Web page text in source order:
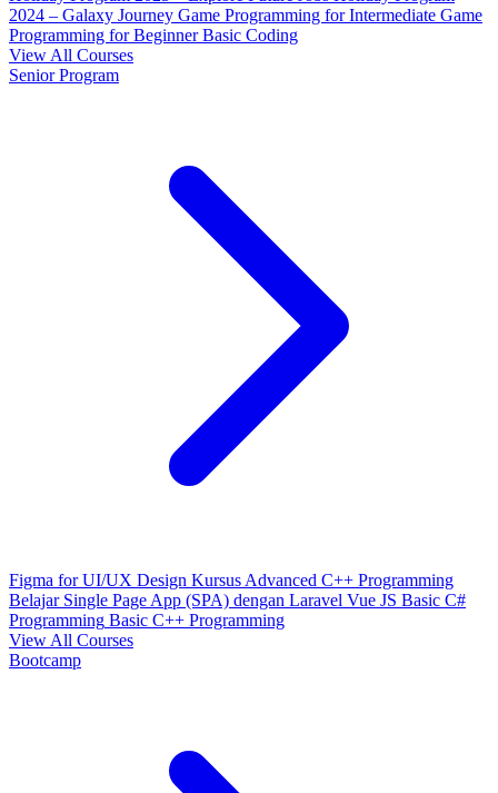
2024 – Galaxy Journey Game Programming for Intermediate Game
Programming for Beginner Basic Coding
View All Courses
Senior Program
Figma for UI/UX Design Kursus Advanced C++ Programming
Belajar Single Page App (SPA) dengan Laravel Vue JS Basic C#
Programming Basic C++ Programming
View All Courses
Bootcamp